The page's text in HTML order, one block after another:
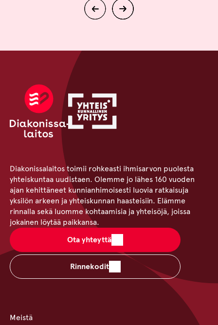
Diakonissalaitos toimii rohkeasti ihmisarvon puolesta
yhteiskuntaa uudistaen. Olemme jo lähes 160 vuoden
ajan kehittäneet kunnianhimoisesti luovia ratkaisuja
yksilön arkeen ja yhteiskunnan haasteisiin. Elämme
rinnalla sekä luomme kohtaamisia ja yhteisöjä, joissa
jokainen löytää paikkansa.
Ota yhteyttä
Rinnekodit
Meistä